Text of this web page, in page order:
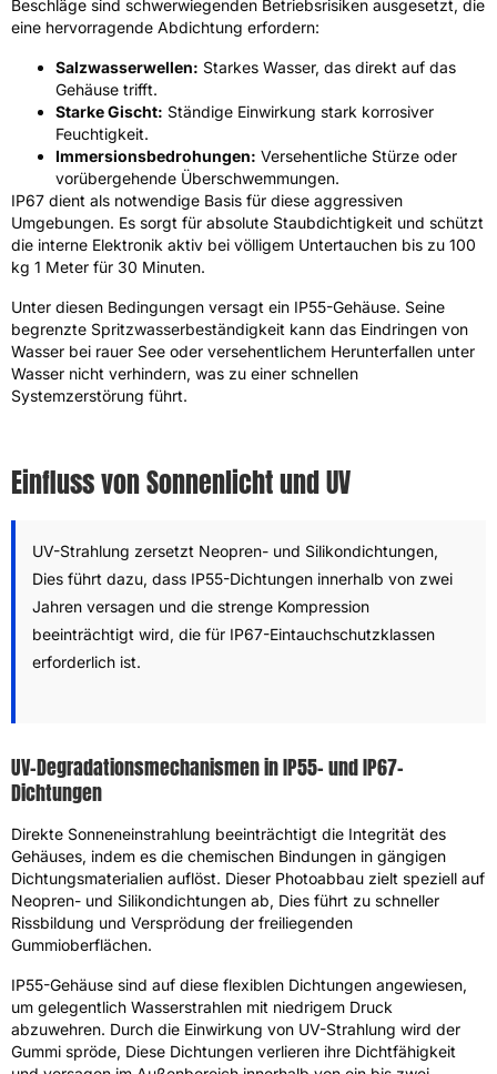
Beschläge sind schwerwiegenden Betriebsrisiken ausgesetzt, die
eine hervorragende Abdichtung erfordern:
Salzwasserwellen: Starkes Wasser, das direkt auf das
Gehäuse trifft.
Starke Gischt: Ständige Einwirkung stark korrosiver
Feuchtigkeit.
Immersionsbedrohungen: Versehentliche Stürze oder
vorübergehende Überschwemmungen.
IP67 dient als notwendige Basis für diese aggressiven
Umgebungen. Es sorgt für absolute Staubdichtigkeit und schützt
die interne Elektronik aktiv bei völligem Untertauchen bis zu 100
kg 1 Meter für 30 Minuten.
Unter diesen Bedingungen versagt ein IP55-Gehäuse. Seine
begrenzte Spritzwasserbeständigkeit kann das Eindringen von
Wasser bei rauer See oder versehentlichem Herunterfallen unter
Wasser nicht verhindern, was zu einer schnellen
Systemzerstörung führt.
Einfluss von Sonnenlicht und UV
UV-Strahlung zersetzt Neopren- und Silikondichtungen,
Dies führt dazu, dass IP55-Dichtungen innerhalb von zwei
Jahren versagen und die strenge Kompression
beeinträchtigt wird, die für IP67-Eintauchschutzklassen
erforderlich ist.
UV-Degradationsmechanismen in IP55- und IP67-
Dichtungen
Direkte Sonneneinstrahlung beeinträchtigt die Integrität des
Gehäuses, indem es die chemischen Bindungen in gängigen
Dichtungsmaterialien auflöst. Dieser Photoabbau zielt speziell auf
Neopren- und Silikondichtungen ab, Dies führt zu schneller
Rissbildung und Versprödung der freiliegenden
Gummioberflächen.
IP55-Gehäuse sind auf diese flexiblen Dichtungen angewiesen,
um gelegentlich Wasserstrahlen mit niedrigem Druck
abzuwehren. Durch die Einwirkung von UV-Strahlung wird der
Gummi spröde, Diese Dichtungen verlieren ihre Dichtfähigkeit